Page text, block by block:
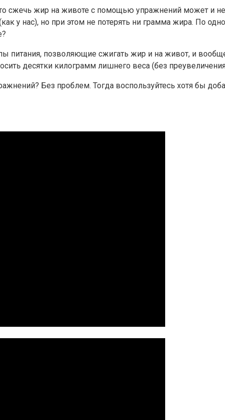
сжечь жир на животе с помощью упражнений может и
у нас), но при этом не потерять ни грамма жира. По
питания, позволяющие сжигать жир и на живот, и
десятки килограмм лишнего веса (без
Без проблем. Тогда воспользуйтесь хотя бы